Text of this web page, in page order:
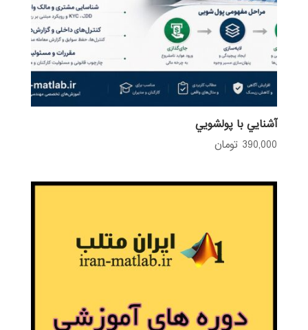
آشنايي با پولشويي
390,000 تومان